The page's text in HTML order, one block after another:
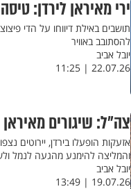
ירי מאיראן לירדן:
תושבים באילת דיווחו על הדי
להסתובב באוויר
יובל אביב
22.07.26 | 11:25
צה״ל: שיגורים
אזעקות הופעלו בירדן, יירוטים
והמליצה להימנע מהגעה לנמל
יובל אביב
19.07.26 | 13:49